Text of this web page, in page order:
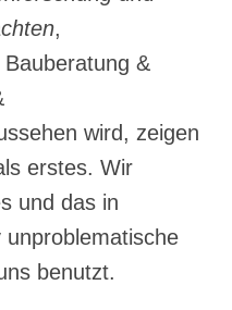
,
&
wird, zeigen
erstes. Wir
und das in
unproblematische
benutzt.